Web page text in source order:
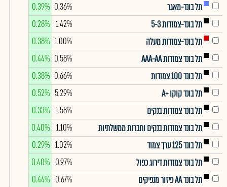
תל בונד-מאגר
0.36%
0.39%
תל בונד-צמודות 5-3
1.42%
0.28%
תל בונד-צמודות מעלה
1.00%
0.38%
תל בונד צמודות AAA-AA
0.58%
0.44%
תל בונד 100 צמודות
0.66%
0.38%
תל בונד קוקו +A
5.29%
0.52%
תל בונד צמודות בנקים
1.58%
0.33%
תל בונד צמודות בנקים וחברות ממשלתיות
1.10%
0.40%
תל בונד 125 ערך צמוד
1.02%
0.29%
תל בונד צמודות דירוג כפול
0.97%
0.40%
תל בונד AA פיזור מנפיקים
0.67%
0.44%